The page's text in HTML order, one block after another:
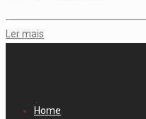
Ler mais
Home